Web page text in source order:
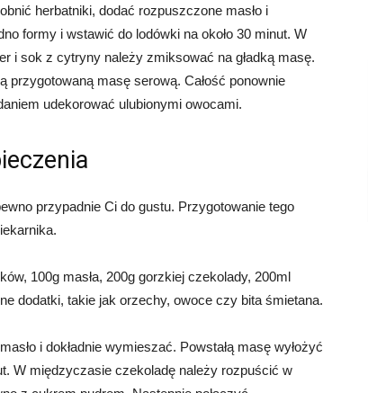
herbatniki, dodać rozpuszczone masło i
formy i wstawić do lodówki na około 30 minut. W
i sok z cytryny należy zmiksować na gładką masę.
przygotowaną masę serową. Całość ponownie
udekorować ulubionymi owocami.
przypadnie Ci do gustu. Przygotowanie tego
100g masła, 200g gorzkiej czekolady, 200ml
dodatki, takie jak orzechy, owoce czy bita śmietana.
i dokładnie wymieszać. Powstałą masę wyłożyć
W międzyczasie czekoladę należy rozpuścić w